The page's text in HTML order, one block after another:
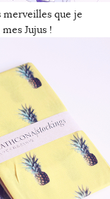
merveilles que je
Jujus !